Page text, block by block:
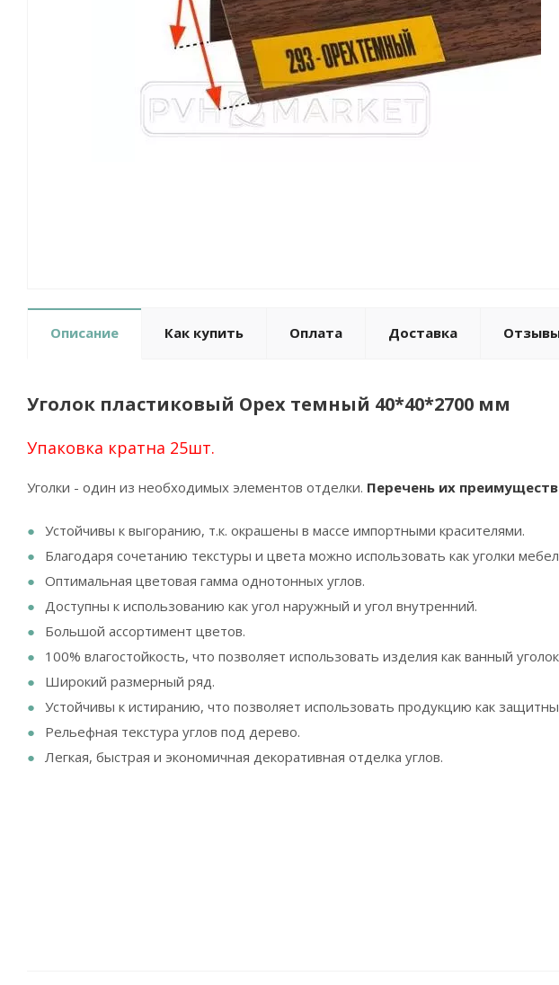
Описание Как купить Оплата Доставка
Уголок пластиковый Орех темный 40*40*2700 мм
Упаковка кратна 25шт.
Уголки - один из необходимых элементов отделки. Перечень их
Устойчивы к выгоранию, т.к. окрашены в массе импортными красителями.
Благодаря сочетанию текстуры и цвета можно использовать как уголки
Оптимальная цветовая гамма однотонных углов.
Доступны к использованию как угол наружный и угол внутренний.
Большой ассортимент цветов.
100% влагостойкость, что позволяет использовать изделия как ванный
Широкий размерный ряд.
Устойчивы к истиранию, что позволяет использовать продукцию как
Рельефная текстура углов под дерево.
Легкая, быстрая и экономичная декоративная отделка углов.